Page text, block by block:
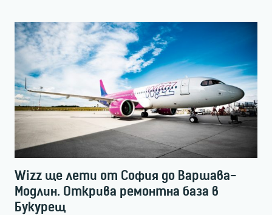
Wizz ще лети от София до Варшава-
Модлин. Открива ремонтна база в
Букурещ